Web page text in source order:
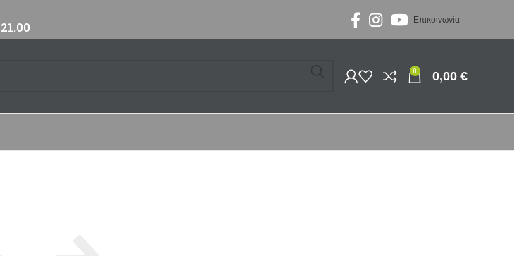
Επικοινωνία
0 0,00 €